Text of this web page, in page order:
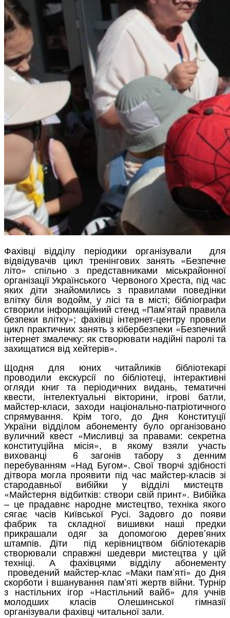
Фахівці відділу періодики організували для
відвідувачів цикл тренінгових занять «Безпечне
літо» спільно з представниками міськрайонної
організації Українського Червоного Хреста, під час
яких діти знайомились з правилами поведінки
влітку біля водойм, у лісі та в місті; бібліографи
створили інформаційний стенд «Пам’ятай правила
безпеки влітку»; фахівці інтернет-центру провели
цикл практичних занять з кібербезпеки «Безпечний
інтернет змалечку: як створювати надійні паролі та
захищатися від хейтерів».
Щодня для юних читайликів бібліотекарі
проводили екскурсії по бібліотеці, інтерактивні
огляди книг та періодичних видань, тематичні
квести, інтелектуальні вікторини, ігрові батли,
майстер-класи, заходи національно-патріотичного
спрямування. Крім того, до Дня Конституції
України відділом абонементу було організовано
вуличний квест «Мисливці за правами: секретна
конституційна місія», в якому взяли участь
вихованці 6 загонів табору з денним
перебуванням «Над Бугом». Свої творчі здібності
дітвора могла проявити під час майстер-класів зі
стародавньої вибійки у відділі мистецтв
«Майстерня відбитків: створи свій принт». Вибійка
– це прадавнє народне мистецтво, техніка якого
сягає часів Київської Русі. Задовго до появи
фабрик та складної вишивки наші предки
прикрашали одяг за допомогою дерев’яних
штампів. Діти під керівництвом бібліотекарів
створювали справжні шедеври мистецтва у цій
техніці. А фахівцями відділу абонементу
проведений майстер-клас «Маки пам’яті» до Дня
скорботи і вшанування пам’яті жертв війни. Турнір
з настільних ігор «Настільний вайб» для учнів
молодших класів Олешинської гімназії
організували фахівці читальної зали.